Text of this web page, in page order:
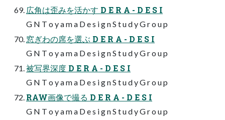
広角は歪みを活かす D E R A - D E S I
G N T o y a m a D e s i g n S t u d y G r o u p
窓ぎわの席を選ぶ D E R A - D E S I
G N T o y a m a D e s i g n S t u d y G r o u p
被写界深度 D E R A - D E S I
G N T o y a m a D e s i g n S t u d y G r o u p
RAW画像で撮る D E R A - D E S I
G N T o y a m a D e s i g n S t u d y G r o u p